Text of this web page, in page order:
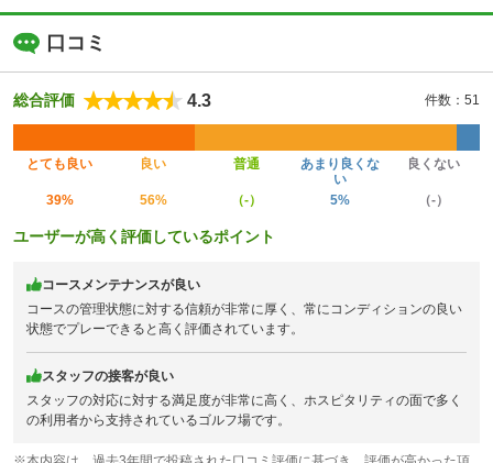
口コミ
総合評価 4.3 件数：51
とても良い 良い 普通
あまり良くな
い
良くない
39% 56% （-） 5% （-）
ユーザーが高く評価しているポイント
コースメンテナンスが良い
コースの管理状態に対する信頼が非常に厚く、常にコンディションの良い
状態でプレーできると高く評価されています。
スタッフの接客が良い
スタッフの対応に対する満足度が非常に高く、ホスピタリティの面で多く
の利用者から支持されているゴルフ場です。